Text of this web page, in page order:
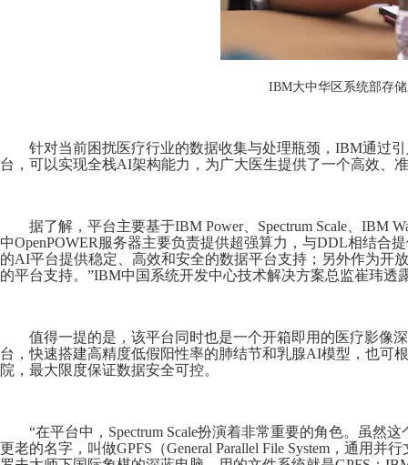
IBM大中华区系统部存
针对当前困扰医疗行业的数据收集与处理瓶颈，IBM通过
台，可以实现全栈AI架构能力，为广大医生提供了一个高效、
据了解，平台主要基于IBM Power、Spectrum Scale、IBM
中OpenPOWER服务器主要负责提供超强算力，与DDL相结合
的AI平台提供稳定、高效和安全的数据平台支持；另外作为开
的平台支持。”IBM中国系统开发中心技术解决方案总监崔玮透
值得一提的是，该平台同时也是一个开箱即用的医疗影像
台，快速搭建高精度低假阳性率的肺结节和乳腺AI模型，也可
院，最大限度保证数据安全可控。
“在平台中，Spectrum Scale扮演着非常重要的角色。虽然
更老的名字，叫做GPFS（General Parallel File System，通用